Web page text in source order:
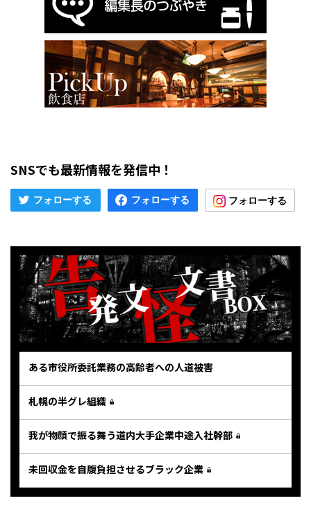
SNSでも最新情報を発信中！
ある市役所委託業務の高齢者への人道被害
札幌の半グレ組織
我が物顔で振る舞う道内大手企業中途入社幹部
未回収金を自腹負担させるブラック企業